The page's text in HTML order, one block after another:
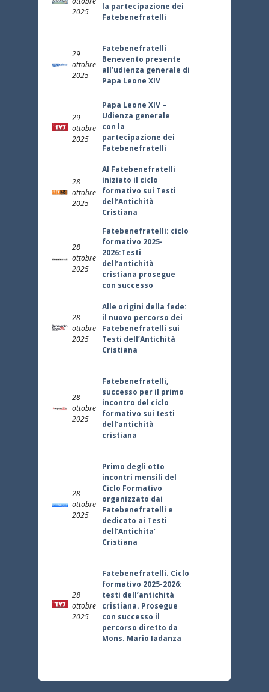
2025
la partecipazione dei
Fatebenefratelli
29
ottobre
2025
Fatebenefratelli
Benevento presente
all’udienza generale di
Papa Leone XIV
29
ottobre
2025
Papa Leone XIV –
Udienza generale
con la
partecipazione dei
Fatebenefratelli
28
ottobre
2025
Al Fatebenefratelli
iniziato il ciclo
formativo sui Testi
dell’Antichità
Cristiana
28
ottobre
2025
Fatebenefratelli: ciclo
formativo 2025-
2026:Testi
dell’antichità
cristiana prosegue
con successo
28
ottobre
2025
Alle origini della fede:
il nuovo percorso dei
Fatebenefratelli sui
Testi dell’Antichità
Cristiana
28
ottobre
2025
Fatebenefratelli,
successo per il primo
incontro del ciclo
formativo sui testi
dell’antichità
cristiana
28
ottobre
2025
Primo degli otto
incontri mensili del
Ciclo Formativo
organizzato dai
Fatebenefratelli e
dedicato ai Testi
dell’Antichita’
Cristiana
28
ottobre
2025
Fatebenefratelli. Ciclo
formativo 2025-2026:
testi dell’antichità
cristiana. Prosegue
con successo il
percorso diretto da
Mons. Mario Iadanza